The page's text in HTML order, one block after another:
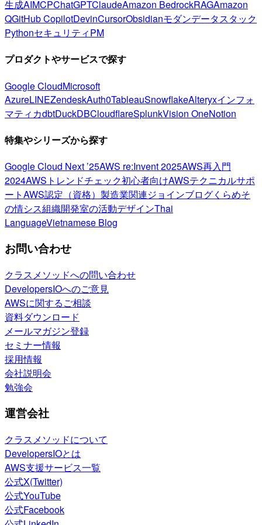
生成AIMCPChatGPTClaudeAmazon BedrockRAGAmazon
QGitHub CopilotDevinCursorObsidianモダンデータスタック
PythonセキュリティPM
プロダクトやサービスで探す
Google CloudMicrosoft
AzureLINEZendeskAuth0TableauSnowflakeAlteryxインフォ
マティカdbtDuckDBCloudflareSplunkVision OneNotion
特集やシリーズから探す
Google Cloud Next ’25AWS re:Invent 2025AWS再入門
2024AWSトレンドチェック初心者向けAWSテクニカルサポ
ートAWS認定（資格） 製造業関連ジョインブログくらめそ
の情シス組織開発室の活動デザインThai
LanguageVietnamese Blog
お問い合わせ
クラスメソッドへの問い合わせ
DevelopersIOへのご意見
AWSに関するご相談
資料ダウンロード
メールマガジン登録
セミナー情報
採用情報
会社説明会
勉強会
運営会社
クラスメソッドについて
DevelopersIOとは
AWS支援サービス一覧
公式X(Twitter)
公式YouTube
公式Facebook